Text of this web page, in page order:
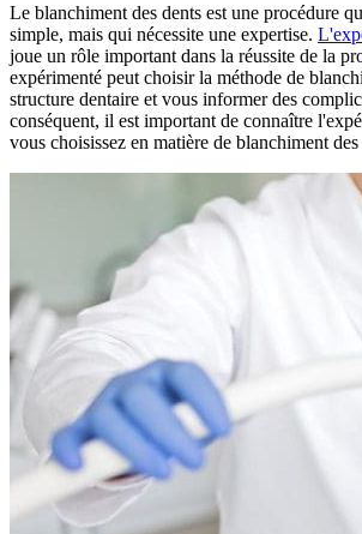
Le blanchiment des dents est une procédure
simple, mais qui nécessite une expertise.
joue un rôle important dans la réussite de la
expérimenté peut choisir la méthode de
structure dentaire et vous informer des
conséquent, il est important de connaître
vous choisissez en matière de blanchiment des